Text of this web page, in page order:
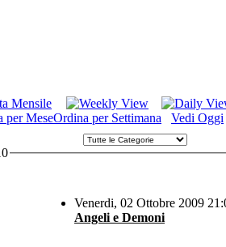
per MeseOrdina per Settimana Vedi Oggi
Venerdi, 02 Ottobre 2009
Angeli e Demoni